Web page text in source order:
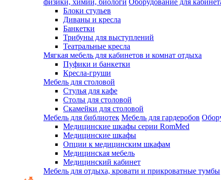
физики, химии, биологи Оборудование для
Блоки стульев
Диваны и кресла
Банкетки
Трибуны для выступлений
Театральные кресла
Мягкая мебель для кабинетов и комнат отдыха
Пуфики и банкетки
Кресла-груши
Мебель для столовой
Cтулья для кафе
Cтолы для столовой
Скамейки для столовой
Мебель для библиотек Мебель для гардеробов
Медицинские шкафы серии RomMed
Медицинские шкафы
Опции к медицинским шкафам
Медицинская мебель
Медицинский кабинет
Мебель для отдыха, кровати и прикроватные тумбы